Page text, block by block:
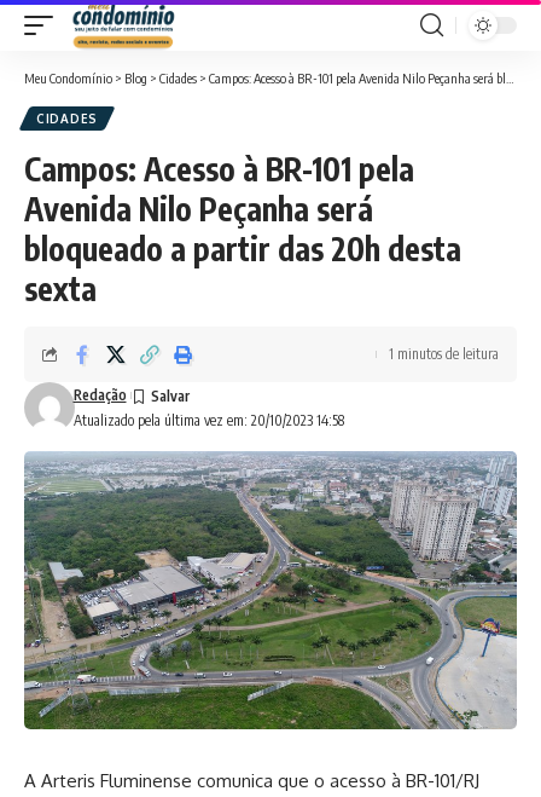
Meu Condomínio > Blog > Cidades > Campos: Acesso à BR-101 pela Avenida Nilo Peçanha será bloqueado a partir das 20h desta sexta
CIDADES
Campos: Acesso à BR-101 pela
Avenida Nilo Peçanha será
bloqueado a partir das 20h desta
sexta
Atualizado pela última vez em: 20/10/2023 14:58
Redação
1 minutos de leitura
A Arteris Fluminense comunica que o acesso à BR-101/RJ